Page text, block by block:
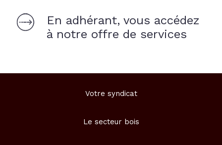
En adhérant, vous accédez
à notre offre de services
Votre syndicat
Le secteur bois